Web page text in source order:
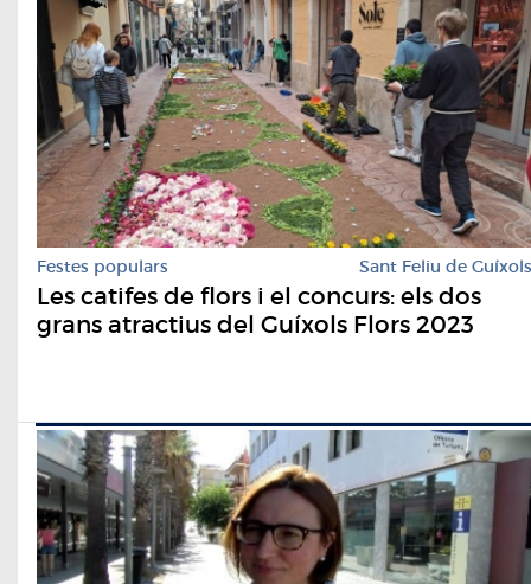
Festes populars Sant Feliu de Guíxols
Les catifes de flors i el concurs: els dos
grans atractius del Guíxols Flors 2023